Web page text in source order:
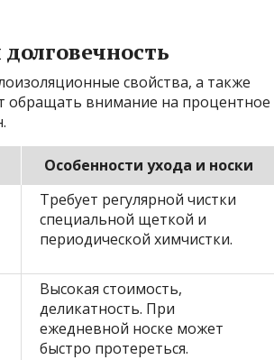
свойства, а также
обращать внимание на процентное
Особенности ухода и носки
Требует регулярной чистки
специальной щеткой и
периодической химчистки.
Высокая стоимость,
деликатность. При
ежедневной носке может
быстро протереться.